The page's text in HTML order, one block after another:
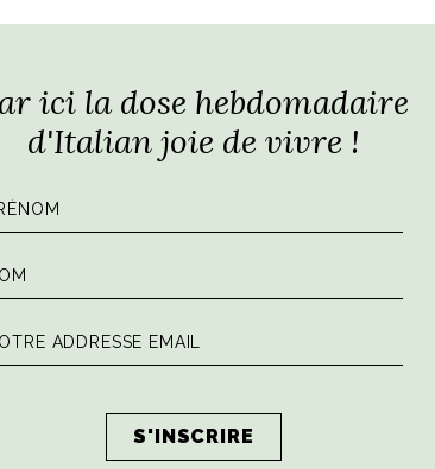
d’enchaîner des allers-retours vers l’Asie,
à un meeting … Eté 2012, elle se lance en
chemin en italien et liberté en chinois ;
car le maître-mot chez VIAJIYU c’est la
doucement pointu, largeur à l’avant,
ici la dose hebdomadaire
d'Italian joie de vivre !